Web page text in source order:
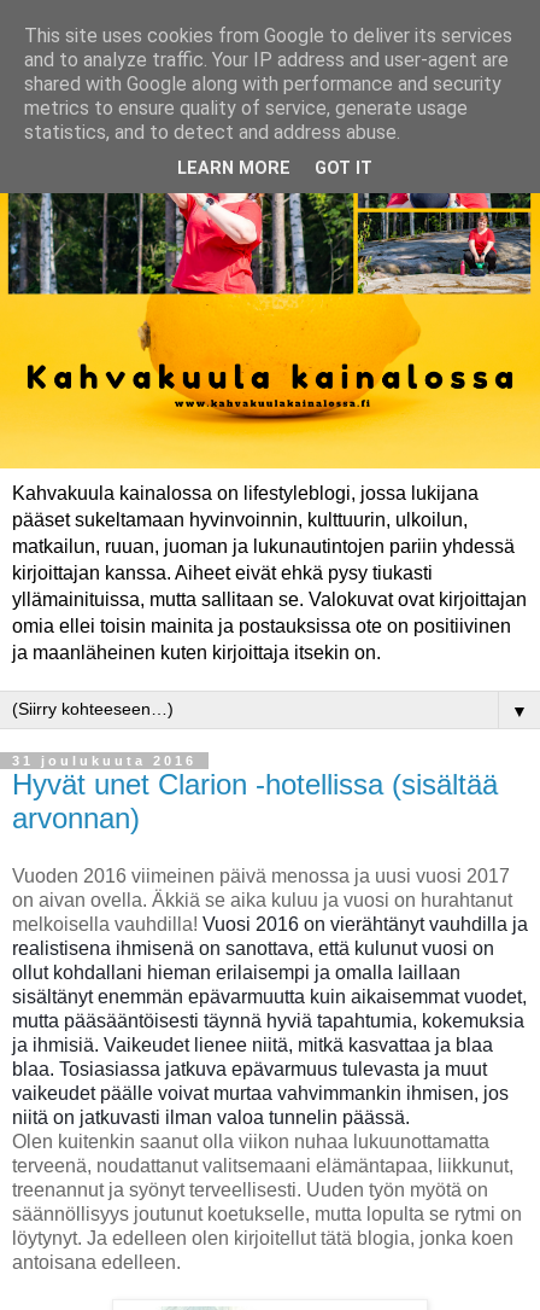
Kahvakuula kainalossa on lifestyleblogi, jossa lukijana
pääset sukeltamaan hyvinvoinnin, kulttuurin, ulkoilun,
matkailun, ruuan, juoman ja lukunautintojen pariin yhdessä
kirjoittajan kanssa. Aiheet eivät ehkä pysy tiukasti
yllämainituissa, mutta sallitaan se. Valokuvat ovat kirjoittajan
omia ellei toisin mainita ja postauksissa ote on positiivinen
ja maanläheinen kuten kirjoittaja itsekin on.
▼
31 joulukuuta 2016
Hyvät unet Clarion -hotellissa (sisältää
arvonnan)
Vuoden 2016 viimeinen päivä menossa ja uusi vuosi 2017
on aivan ovella. Äkkiä se aika kuluu ja vuosi on hurahtanut
melkoisella vauhdilla! Vuosi 2016 on vierähtänyt vauhdilla ja
realistisena ihmisenä on sanottava, että kulunut vuosi on
ollut kohdallani hieman erilaisempi ja omalla laillaan
sisältänyt enemmän epävarmuutta kuin aikaisemmat vuodet,
mutta pääsääntöisesti täynnä hyviä tapahtumia, kokemuksia
ja ihmisiä. Vaikeudet lienee niitä, mitkä kasvattaa ja blaa
blaa. Tosiasiassa jatkuva epävarmuus tulevasta ja muut
vaikeudet päälle voivat murtaa vahvimmankin ihmisen, jos
niitä on jatkuvasti ilman valoa tunnelin päässä.
Olen kuitenkin saanut olla viikon nuhaa lukuunottamatta
terveenä, noudattanut valitsemaani elämäntapaa, liikkunut,
treenannut ja syönyt terveellisesti. Uuden työn myötä on
säännöllisyys joutunut koetukselle, mutta lopulta se rytmi on
löytynyt. Ja edelleen olen kirjoitellut tätä blogia, jonka koen
antoisana edelleen.
This site uses cookies from Google to deliver its services
and to analyze traffic. Your IP address and user-agent are
shared with Google along with performance and security
metrics to ensure quality of service, generate usage
statistics, and to detect and address abuse.
LEARN MORE GOT IT